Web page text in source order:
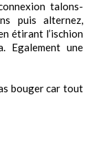
talons-
puis alternez,
étirant l’ischion
Egalement une
bouger car tout